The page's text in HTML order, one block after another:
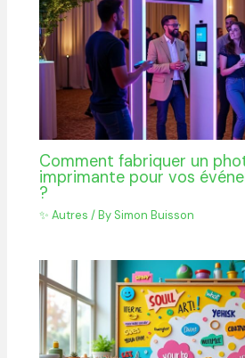
Comment fabriquer un
imprimante pour vos
?
✨ Autres / By Simon Buisson